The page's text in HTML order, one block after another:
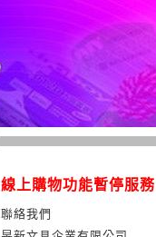
線上購物功能暫停服務
聯絡我們